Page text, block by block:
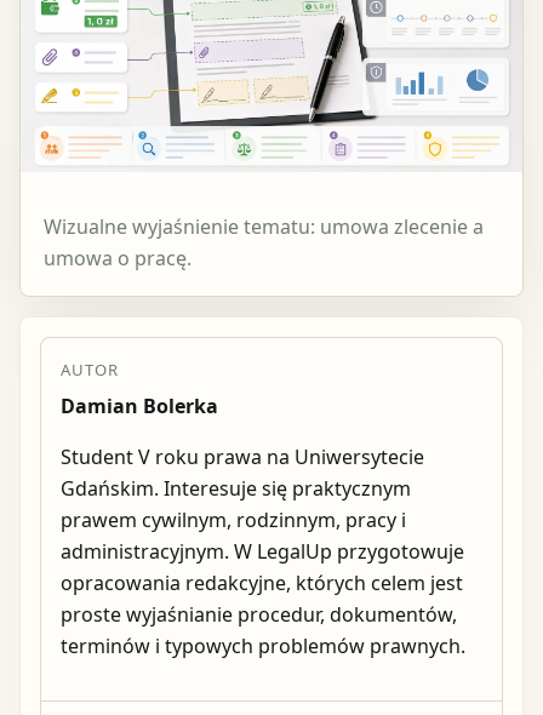
Wizualne wyjaśnienie tematu: umowa zlecenie a
umowa o pracę.
AUTOR
Damian Bolerka
Student V roku prawa na Uniwersytecie
Gdańskim. Interesuje się praktycznym
prawem cywilnym, rodzinnym, pracy i
administracyjnym. W LegalUp przygotowuje
opracowania redakcyjne, których celem jest
proste wyjaśnianie procedur, dokumentów,
terminów i typowych problemów prawnych.